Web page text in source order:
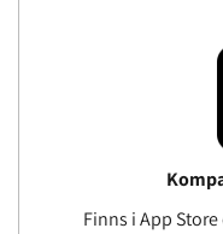
Finns i App